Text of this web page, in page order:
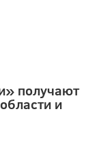
получают
и